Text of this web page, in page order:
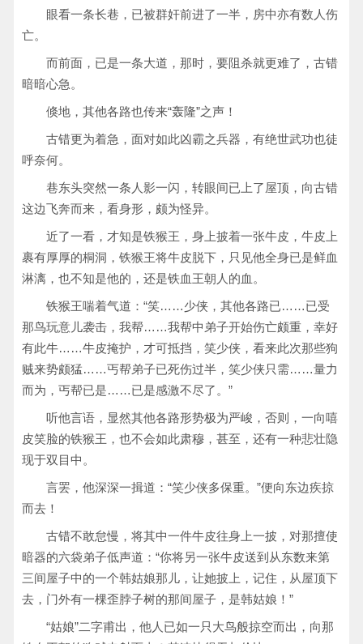
眼看一条长巷，已被群奸前进了一半，房中亦有数人伤
亡。
而前面，已是一条大道，那时，要阻杀就更难了，古错
暗暗心急。
倏地，其他各路也传来“轰隆”之声！
古错更为着急，面对如此凶霸之兵器，有绝世武功也徒
呼奈何。
巷东头突然一条人影一闪，转眼间已上了屋顶，向古错
这边飞奔而来，看身形，颇为怪异。
近了一看，才知是铁猴王，身上披着一张牛皮，牛皮上
裹有厚厚的桐洞，铁猴王将牛皮脱下，只见他全身已是鲜血
淋漓，也不知是他的，还是铁血王朝人的血。
铁猴王喘着气道：“笑……少侠，其他各路已……已受
那鸟玩意儿袭击，我帮……我帮中弟子开始伤亡颇重，幸好
有此牛……牛皮掩护，才可抵挡，笑少侠，看来此次那些狗
贼来势颇猛……丐帮弟子已死伤过半，笑少侠只需……量力
而为，丐帮已是……已是感激不尽了。”
听他言语，显然其他各路形势极为严峻，否则，一向嘻
皮笑脸的铁猴王，也不会如此肃穆，甚至，还有一种悲壮隐
现于双目中。
言罢，他深深一揖道：“笑少侠多保重。”便向东边疾掠
而去！
古错不敢怠慢，将其中一件牛皮往身上一披，对那擅使
暗器的六袋弟子低声道：“你将另一张牛皮送到从东数来第
三间屋子中的一个韩姑娘那儿，让她披上，记住，从屋顶下
去，门外有一棵歪脖子树的那间屋子，是韩姑娘！”
“姑娘”二字甫出，他人已如一只大鸟般掠空而出，向那